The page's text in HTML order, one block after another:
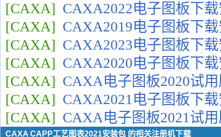
[CAXA] CAXA2022电子图板下
[CAXA] CAXA2019电子图板下
[CAXA] CAXA2023电子图板下
[CAXA] CAXA2020电子图板下
[CAXA] CAXA电子图板2020试
[CAXA] CAXA2021电子图板下
[CAXA] CAXA电子图板2021试
CAXA CAPP工艺图表2021安装包 的相关注册机下载